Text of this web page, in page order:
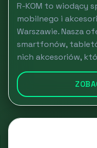
R-KOM to wiodący
mobilnego i
Warszawie. Nasza
smartfonów,
nich akcesoriów,